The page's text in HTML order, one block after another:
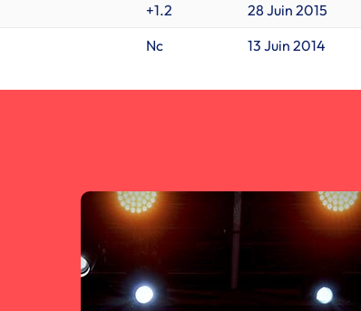
+1.2 28 Juin 2015
Nc 13 Juin 2014